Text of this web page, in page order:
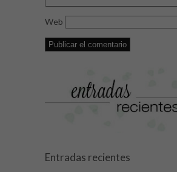
Web
Entradas recientes